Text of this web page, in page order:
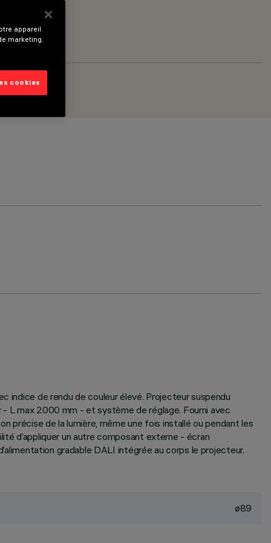
indice de rendu de couleur élevé. Projecteur suspendu
- L max 2000 mm - et système de réglage. Fourni avec
précise de la lumière, même une fois installé ou pendant les
d’appliquer un autre composant externe - écran
gradable DALI intégrée au corps le projecteur.
ø89
appareil
marketing.
cookies